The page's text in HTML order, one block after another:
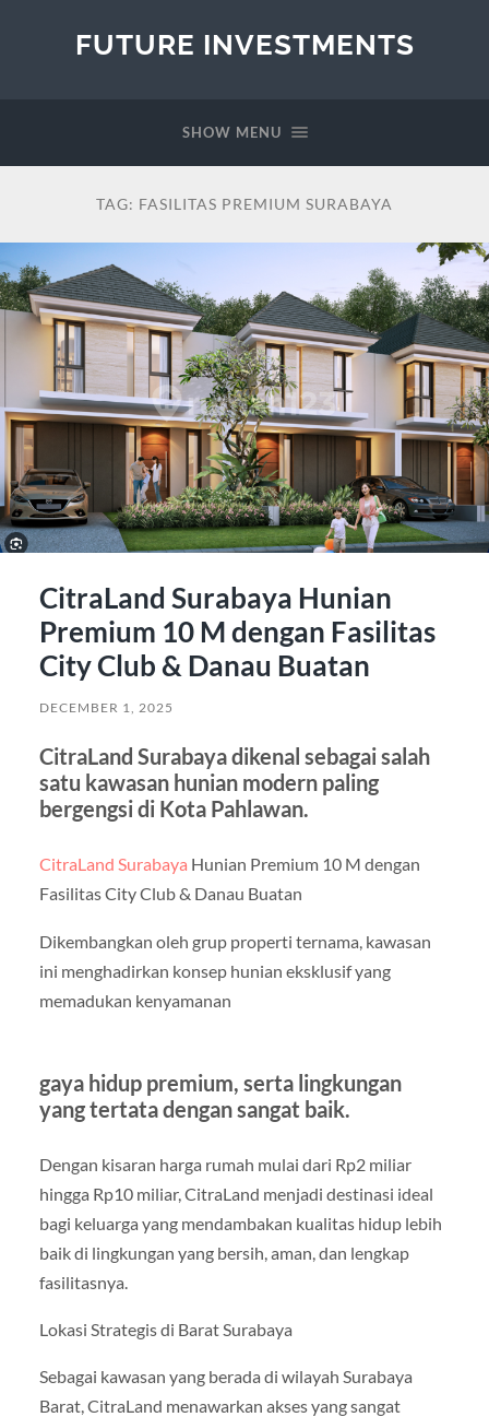
FUTURE INVESTMENTS
SHOW MENU
TAG: FASILITAS PREMIUM SURABAYA
CitraLand Surabaya Hunian
Premium 10 M dengan Fasilitas
City Club & Danau Buatan
DECEMBER 1, 2025
CitraLand Surabaya dikenal sebagai salah
satu kawasan hunian modern paling
bergengsi di Kota Pahlawan.
CitraLand Surabaya Hunian Premium 10 M dengan
Fasilitas City Club & Danau Buatan
Dikembangkan oleh grup properti ternama, kawasan
ini menghadirkan konsep hunian eksklusif yang
memadukan kenyamanan
gaya hidup premium, serta lingkungan
yang tertata dengan sangat baik.
Dengan kisaran harga rumah mulai dari Rp2 miliar
hingga Rp10 miliar, CitraLand menjadi destinasi ideal
bagi keluarga yang mendambakan kualitas hidup lebih
baik di lingkungan yang bersih, aman, dan lengkap
fasilitasnya.
Lokasi Strategis di Barat Surabaya
Sebagai kawasan yang berada di wilayah Surabaya
Barat, CitraLand menawarkan akses yang sangat